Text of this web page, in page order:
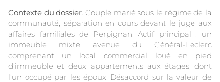
Contexte du dossier. Couple marié sous le régime de la
communauté, séparation en cours devant le juge aux
affaires familiales de Perpignan. Actif principal : un
immeuble mixte avenue du Général-Leclerc
comprenant un local commercial loué en pied
d’immeuble et deux appartements aux étages, dont
l’un occupé par les époux. Désaccord sur la valeur de